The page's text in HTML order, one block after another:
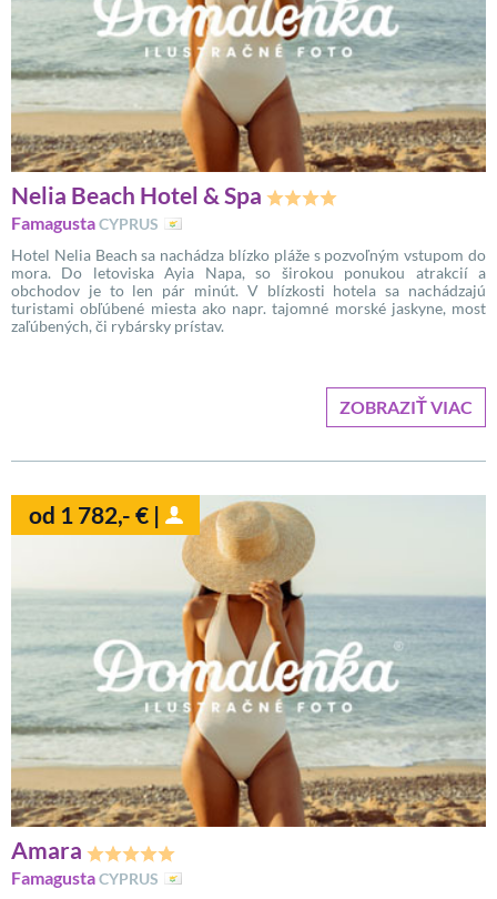
Nelia Beach Hotel & Spa
FamagustaCYPRUS
Hotel Nelia Beach sa nachádza blízko pláže s pozvoľným vstupom do
mora. Do letoviska Ayia Napa, so širokou ponukou atrakcií a
obchodov je to len pár minút. V blízkosti hotela sa nachádzajú
turistami obľúbené miesta ako napr. tajomné morské jaskyne, most
zaľúbených, či rybársky prístav.
ZOBRAZIŤ VIAC
od 1 782,- € |
Amara
FamagustaCYPRUS